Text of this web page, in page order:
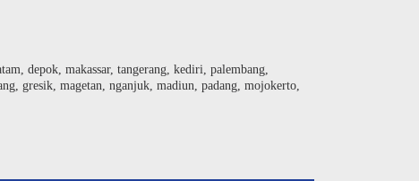
depok, makassar, tangerang, kediri, palembang,
gresik, magetan, nganjuk, madiun, padang, mojokerto,